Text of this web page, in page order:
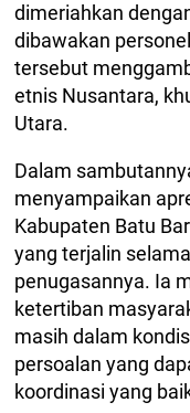
dimeriahkan
dibawakan
tersebut
etnis Nusantara,
Utara.
Dalam
menyampaikan
Kabupaten Batu
yang terjalin
penugasannya. Ia
ketertiban
masih dalam
persoalan yang
koordinasi yang